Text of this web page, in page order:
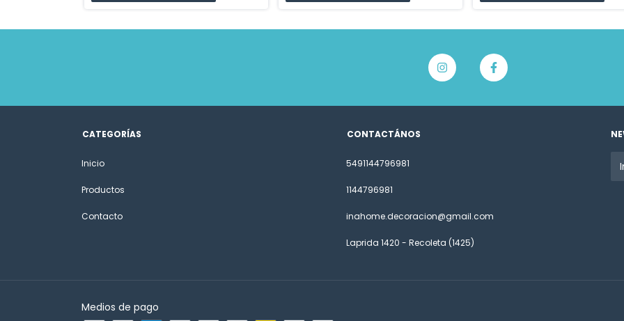
CATEGORÍAS
Inicio
Productos
Contacto
CONTACTÁNOS
5491144796981
1144796981
inahome.decoracion@gmail.com
Laprida 1420 - Recoleta (1425)
Medios de pago